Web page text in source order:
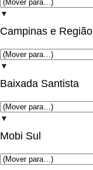
▼
Campinas e Região
▼
Baixada Santista
▼
Mobi Sul